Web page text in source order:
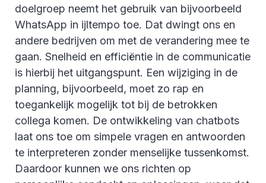
doelgroep neemt het gebruik van bijvoorbeeld
WhatsApp in ijltempo toe. Dat dwingt ons en
andere bedrijven om met de verandering mee te
gaan. Snelheid en efficiëntie in de communicatie
is hierbij het uitgangspunt. Een wijziging in de
planning, bijvoorbeeld, moet zo rap en
toegankelijk mogelijk tot bij de betrokken
collega komen. De ontwikkeling van chatbots
laat ons toe om simpele vragen en antwoorden
te interpreteren zonder menselijke tussenkomst.
Daardoor kunnen we ons richten op